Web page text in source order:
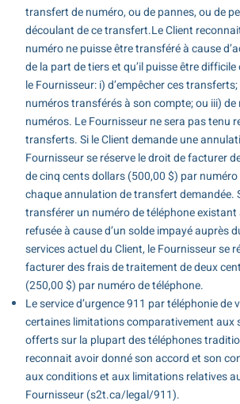
transfert de numéro, ou de pannes, ou de
découlant de ce transfert.Le Client
numéro ne puisse être transféré à cause
de la part de tiers et qu’il puisse être
le Fournisseur: i) d’empêcher ces
numéros transférés à son compte; ou iii)
numéros. Le Fournisseur ne sera pas tenu
transferts. Si le Client demande une
Fournisseur se réserve le droit de facturer
de cinq cents dollars (500,00 $) par
chaque annulation de transfert demandée.
transférer un numéro de téléphone
refusée à cause d’un solde impayé auprès
services actuel du Client, le Fournisseur se
facturer des frais de traitement de deux
(250,00 $) par numéro de téléphone.
Le service d’urgence 911 par téléphonie de
certaines limitations comparativement aux
offerts sur la plupart des téléphones
reconnait avoir donné son accord et son
aux conditions et aux limitations relatives
Fournisseur (s2t.ca/legal/911).